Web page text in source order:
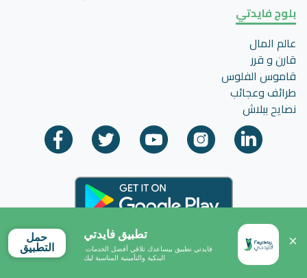
بلوج فايدتي
عالم المال
قارن و قرر
قاموس الفلوس
طرائف وعجائب
نصايح ببلاش
تطبيق فايدتي
البنكية والتأمينية المناسبة ليك
حمل
التطبيق